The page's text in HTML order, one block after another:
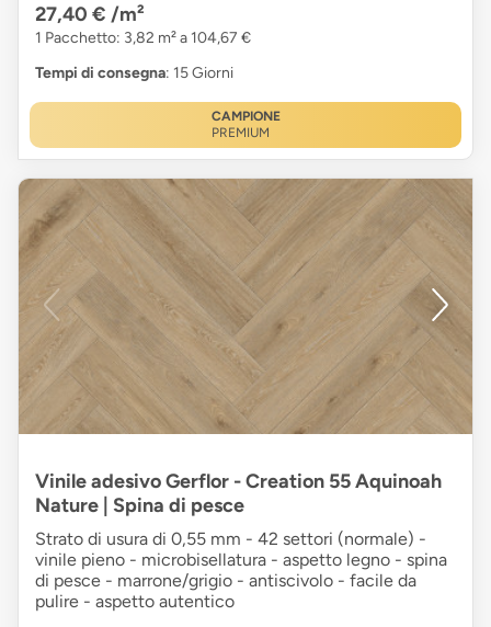
27,40 € /m²
1 Pacchetto: 3,82 m² a 104,67 €
Tempi di consegna: 15 Giorni
CAMPIONE
PREMIUM
Vinile adesivo Gerflor - Creation 55 Aquinoah
Nature | Spina di pesce
Strato di usura di 0,55 mm - 42 settori (normale) -
vinile pieno - microbisellatura - aspetto legno - spina
di pesce - marrone/grigio - antiscivolo - facile da
pulire - aspetto autentico